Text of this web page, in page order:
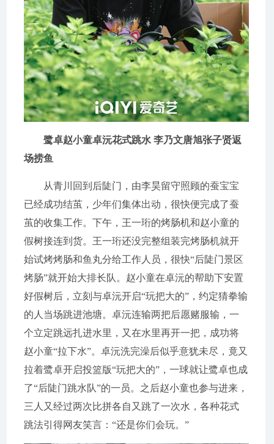
鹭卓赵小童卓沅花式跳水 李乃文唐旭张子贤返
场捞鱼
从青川回到后陡门，由李昊留守照顾的蚕宝宝
已经成功结茧，少年们集体出动，很快便完成了蚕
茧的收集工作。下午，王一珩的烤肠机和赵小童的
假树接连到货。王一珩还没完整组装完烤肠机就开
始试烤烤肠和鱼丸分给工作人员，很快“后陡门景区
烤肠”就开始大排长队。赵小童在卓沅的帮助下安置
好假树后，立刻与卓沅开启“玩把大的”，约定猜拳输
的人当场跳进池塘。卓沅连输两把后愿赌服输，一
个立定跳远扎进水里，又在水里再开一把，成功将
赵小童“拉下水”。卓沅洗完澡后似乎意犹未尽，竟又
拉着鹭卓开启投篮版“玩把大的”，一球就让鹭卓也成
了“后陡门跳水队”的一员。之后赵小童也参与进来，
三人又经过两次比拼各自又跳了一次水，各种花式
跳法引得网友笑言：“还是你们会玩。”